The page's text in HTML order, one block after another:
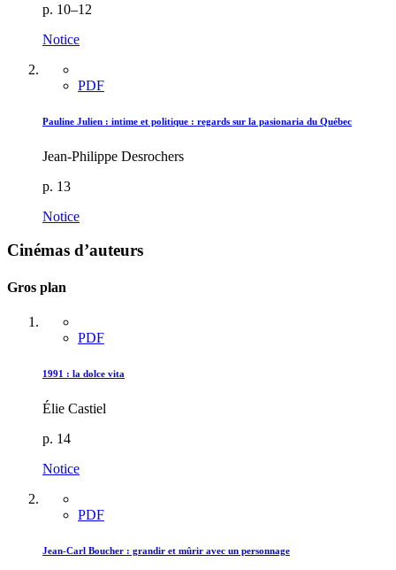
p. 10–12
Notice
PDF
Pauline Julien : intime et politique : regards sur la pasionaria du Québec
Jean-Philippe Desrochers
p. 13
Notice
Cinémas d’auteurs
Gros plan
PDF
1991 : la dolce vita
Élie Castiel
p. 14
Notice
PDF
Jean-Carl Boucher : grandir et mûrir avec un personnage